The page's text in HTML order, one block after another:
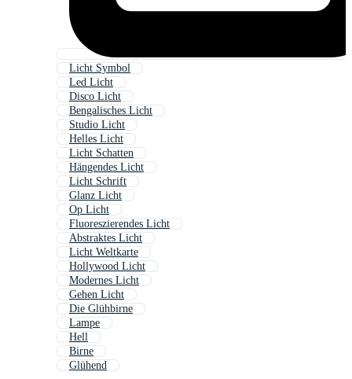
Licht Symbol
Led Licht
Disco Licht
Bengalisches Licht
Studio Licht
Helles Licht
Licht Schatten
Hängendes Licht
Licht Schrift
Glanz Licht
Op Licht
Fluoreszierendes Licht
Abstraktes Licht
Licht Weltkarte
Hollywood Licht
Modernes Licht
Gehen Licht
Die Glühbirne
Lampe
Hell
Birne
Glühend